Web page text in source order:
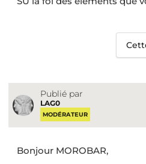
Publié par
LAG0
MODÉRATEUR
Bonjour MOROBAR,